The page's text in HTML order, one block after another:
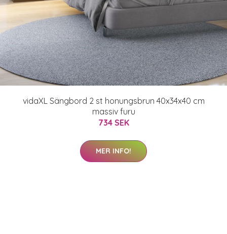
vidaXL Sängbord 2 st honungsbrun 40x34x40 cm
massiv furu
734 SEK
MER INFO!